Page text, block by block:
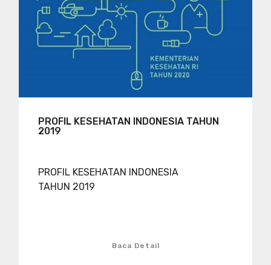
PROFIL KESEHATAN INDONESIA TAHUN
2019
PROFIL KESEHATAN INDONESIA
TAHUN 2019
Baca Detail